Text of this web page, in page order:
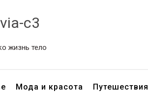
via-c3
жизнь тело
Мода и красота Путешествия